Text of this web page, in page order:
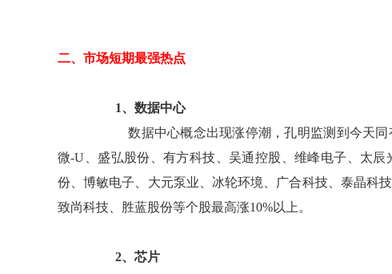
二、市场短期最强热点
1、数据中心
数据中心概念出现涨停潮，孔明监测到今天
微-U、盛弘股份、有方科技、吴通控股、维峰电子、太
份、博敏电子、大元泵业、冰轮环境、广合科技、泰晶科
致尚科技、胜蓝股份等个股最高涨10%以上。
2、芯片